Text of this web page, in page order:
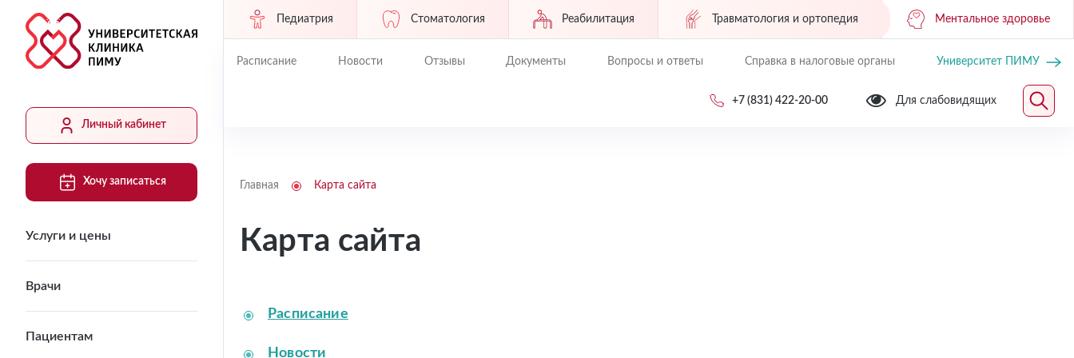
Личный кабинет
Хочу записаться
Услуги и цены
Врачи
Пациентам
Педиатрия Стоматология Реабилитация Травматология и ортопедия Ментальное здоровье
Расписание Новости Отзывы Документы Вопросы и ответы Справка в налоговые органы Университет ПИМУ
+7 (831) 422-20-00 Для слабовидящих
Главная Карта сайта
Карта сайта
Расписание
Новости